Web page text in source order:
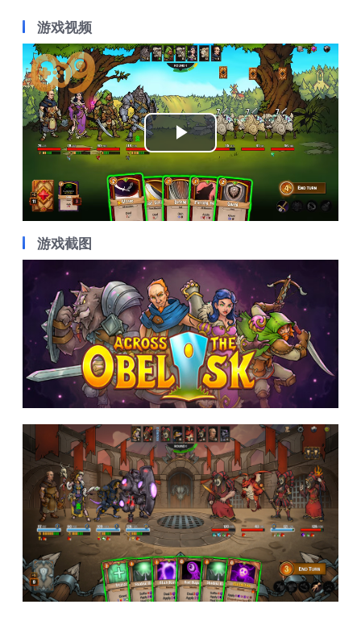
游戏视频
Play
Video
游戏截图